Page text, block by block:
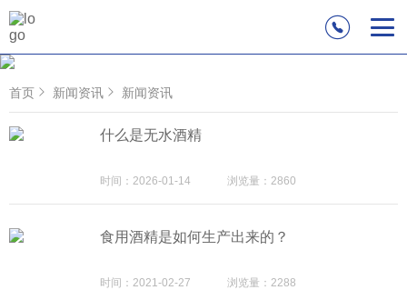
首页 新闻资讯 新闻资讯
什么是无水酒精
时间：2026-01-14 浏览量：2860
食用酒精是如何生产出来的？
时间：2021-02-27 浏览量：2288